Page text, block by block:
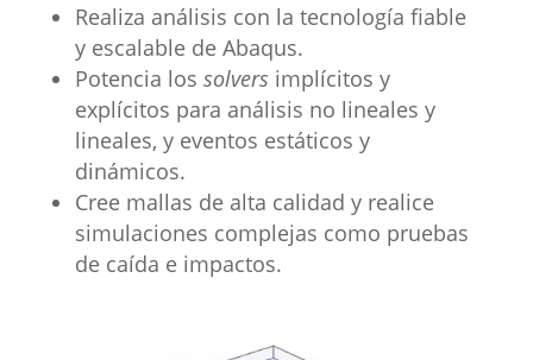
Realiza análisis con la tecnología fiable
y escalable de Abaqus.
Potencia los solvers implícitos y
explícitos para análisis no lineales y
lineales, y eventos estáticos y
dinámicos.
Cree mallas de alta calidad y realice
simulaciones complejas como pruebas
de caída e impactos.